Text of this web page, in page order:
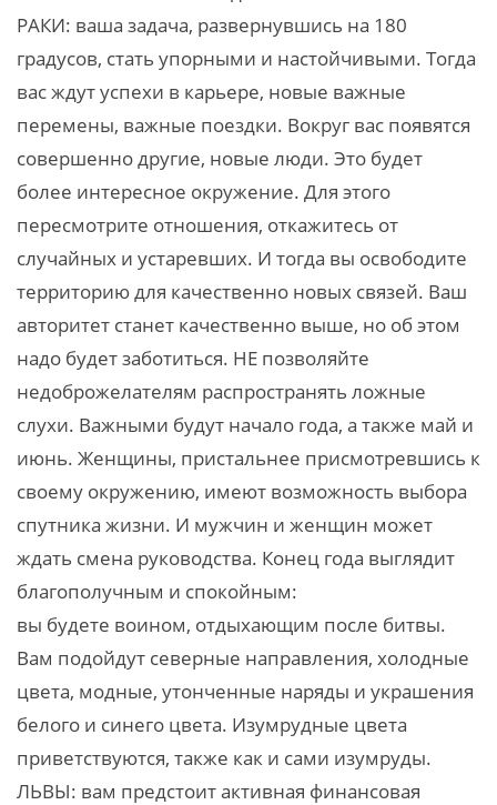
РАКИ: ваша задача, развернувшись на 180
градусов, стать упорными и настойчивыми. Тогда
вас ждут успехи в карьере, новые важные
перемены, важные поездки. Вокруг вас появятся
совершенно другие, новые люди. Это будет
более интересное окружение. Для этого
пересмотрите отношения, откажитесь от
случайных и устаревших. И тогда вы освободите
территорию для качественно новых связей. Ваш
авторитет станет качественно выше, но об этом
надо будет заботиться. НЕ позволяйте
недоброжелателям распространять ложные
слухи. Важными будут начало года, а также май и
июнь. Женщины, пристальнее присмотревшись к
своему окружению, имеют возможность выбора
спутника жизни. И мужчин и женщин может
ждать смена руководства. Конец года выглядит
благополучным и спокойным:
вы будете воином, отдыхающим после битвы.
Вам подойдут северные направления, холодные
цвета, модные, утонченные наряды и украшения
белого и синего цвета. Изумрудные цвета
приветствуются, также как и сами изумруды.
ЛЬВЫ: вам предстоит активная финансовая